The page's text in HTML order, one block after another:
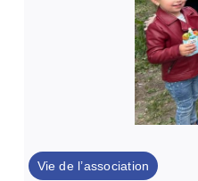
Vie de l’association